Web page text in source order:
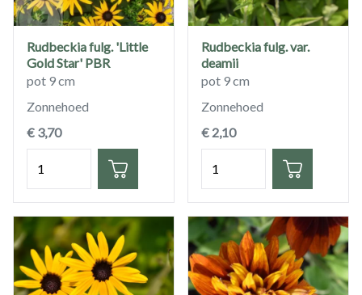
Rudbeckia fulg. 'Little
Gold Star' PBR
pot 9 cm
Zonnehoed
€ 3,70
Rudbeckia fulg. var.
deamii
pot 9 cm
Zonnehoed
€ 2,10